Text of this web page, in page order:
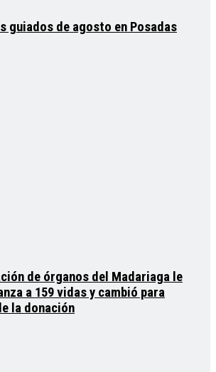
guiados de agosto en Posadas
de órganos del Madariaga le
a 159 vidas y cambió para
la donación